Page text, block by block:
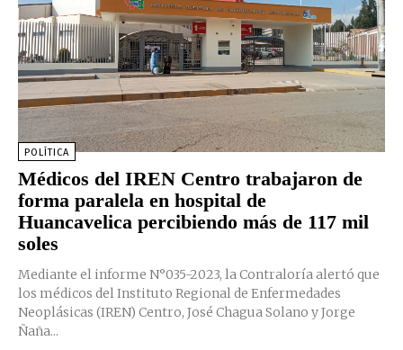
POLÍTICA
Médicos del IREN Centro trabajaron de
forma paralela en hospital de
Huancavelica percibiendo más de 117 mil
soles
Mediante el informe N°035-2023, la Contraloría alertó que
los médicos del Instituto Regional de Enfermedades
Neoplásicas (IREN) Centro, José Chagua Solano y Jorge
Ñaña...